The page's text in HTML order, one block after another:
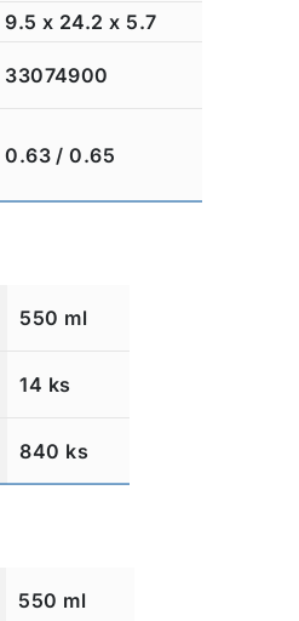
9.5 x 24.2 x 5.7
33074900
0.63 / 0.65
550 ml
14 ks
840 ks
550 ml